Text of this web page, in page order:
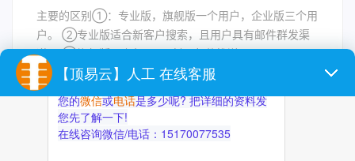
主要的区别①：专业版，旗舰版一个用户，企业版三个用
户。 ②专业版适合新客户搜索，且用户具有邮件群发渠
道。 ③旗舰版以上每日2万封云邮件推送。
顶易系列软件认购流程